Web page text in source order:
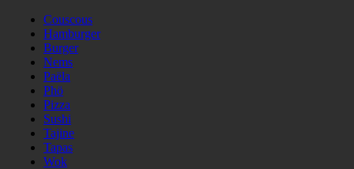
Couscous
Hamburger
Burger
Nems
Paëla
Phö
Pizza
Sushi
Tajine
Tapas
Wok